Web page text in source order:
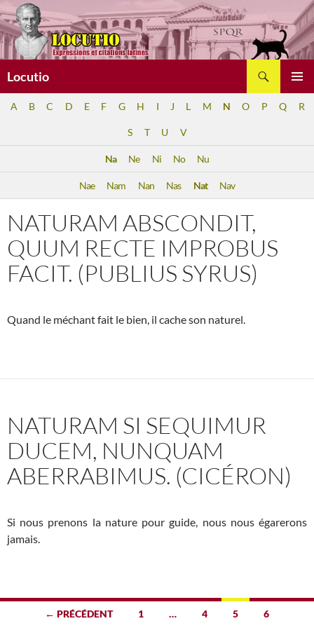
Aller
au
contenu
Locutio
A B C D E F G H I J L M N O P Q R
S T U V
Na Ne Ni No Nu
Nae Nam Nan Nas Nat Nav
NATURAM ABSCONDIT,
QUUM RECTE IMPROBUS
FACIT. (PUBLIUS SYRUS)
Quand le méchant fait le bien, il cache son naturel.
NATURAM SI SEQUIMUR
DUCEM, NUNQUAM
ABERRABIMUS. (CICÉRON)
Si nous prenons la nature pour guide, nous nous égarerons
jamais.
Navigation
← PRÉCÉDENT 1 … 4 5 6